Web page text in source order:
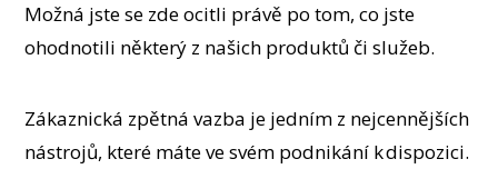
Možná jste se zde ocitli právě po tom, co jste
ohodnotili některý z našich produktů či služeb.
Zákaznická zpětná vazba je jedním z nejcennějších
nástrojů, které máte ve svém podnikání k dispozici.